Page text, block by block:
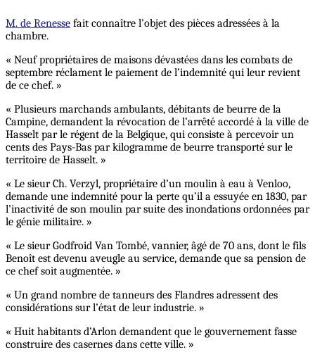
M. de Renesse fait connaître l’objet des pièces adressées à la
chambre.
« Neuf propriétaires de maisons dévastées dans les combats de
septembre réclament le paiement de l’indemnité qui leur revient
de ce chef. »
« Plusieurs marchands ambulants, débitants de beurre de la
Campine, demandent la révocation de l’arrêté accordé à la ville de
Hasselt par le régent de la Belgique, qui consiste à percevoir un
cents des Pays-Bas par kilogramme de beurre transporté sur le
territoire de Hasselt. »
« Le sieur Ch. Verzyl, propriétaire d’un moulin à eau à Venloo,
demande une indemnité pour la perte qu’il a essuyée en 1830, par
l’inactivité de son moulin par suite des inondations ordonnées par
le génie militaire. »
« Le sieur Godfroid Van Tombé, vannier, âgé de 70 ans, dont le fils
Benoît est devenu aveugle au service, demande que sa pension de
ce chef soit augmentée. »
« Un grand nombre de tanneurs des Flandres adressent des
considérations sur l’état de leur industrie. »
« Huit habitants d’Arlon demandent que le gouvernement fasse
construire des casernes dans cette ville. »